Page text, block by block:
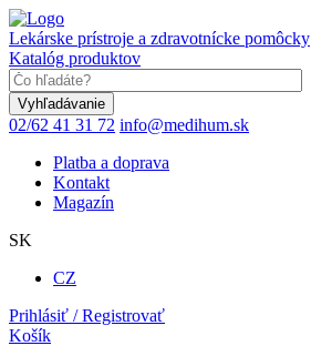
Skočiť
na
hlavný
obsah
Lekárske prístroje a zdravotnícke pomôcky
Katalóg produktov
02/62 41 31 72 info@medihum.sk
Platba a doprava
Kontakt
Magazín
SK
CZ
Prihlásiť / Registrovať
Košík